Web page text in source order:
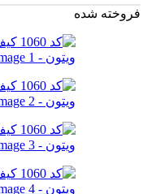
فروخته شده